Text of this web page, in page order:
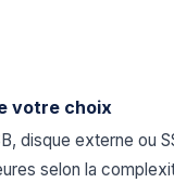
votre choix
disque externe ou
selon la